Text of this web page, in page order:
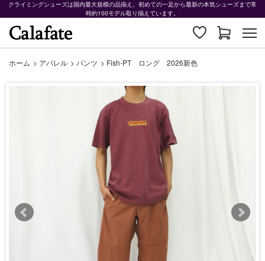
クライミングシューズは国内最大規模の品揃え。初めての一足から最新の本気シューズまで常
時約100モデル取り揃えています。
ホーム > アパレル > パンツ > Fish-PT ロング 2026新色